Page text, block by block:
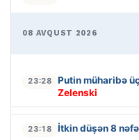
08 AVQUST 2026
23:28 Putin müharibə
Zelenski
23:18 İtkin düşən 8